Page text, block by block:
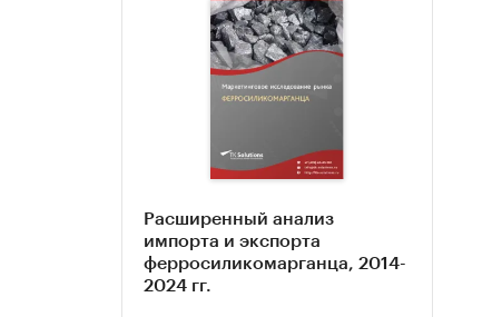
Расширенный анализ
импорта и экспорта
ферросиликомарганца, 2014-
2024 гг.